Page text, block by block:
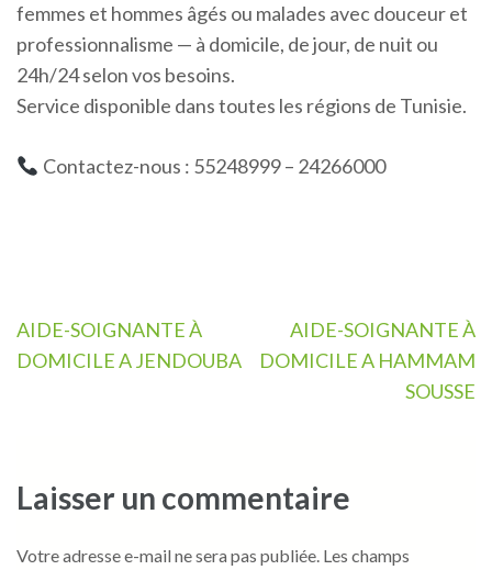
femmes et hommes âgés ou malades avec douceur et
professionnalisme — à domicile, de jour, de nuit ou
24h/24 selon vos besoins.
Service disponible dans toutes les régions de Tunisie.
Contactez-nous : 55248999 – 24266000
Navigation
de
AIDE-SOIGNANTE À
DOMICILE A JENDOUBA
AIDE-SOIGNANTE À
DOMICILE A HAMMAM
SOUSSE
Laisser un commentaire
Votre adresse e-mail ne sera pas publiée. Les champs